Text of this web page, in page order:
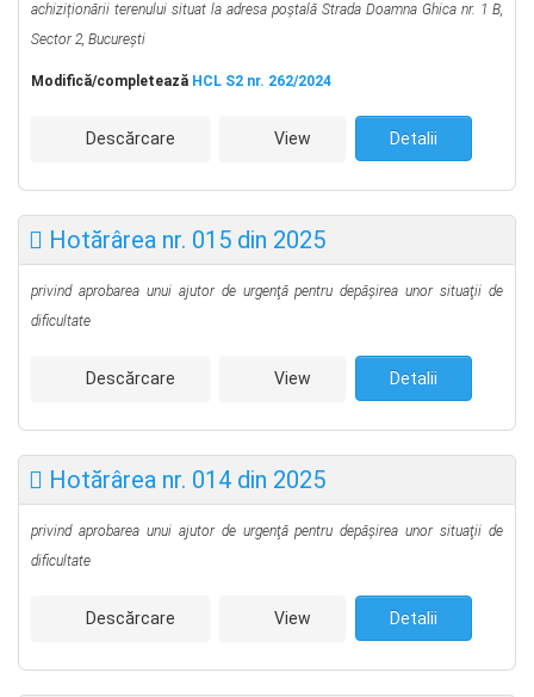
achiziționării terenului situat la adresa poştală Strada Doamna Ghica nr. 1 B,
Sector 2, Bucureşti
Modifică/completează HCL S2 nr. 262/2024
Descărcare View Detalii
Hotărârea nr. 015 din 2025
privind aprobarea unui ajutor de urgenţă pentru depăşirea unor situaţii de
dificultate
Descărcare View Detalii
Hotărârea nr. 014 din 2025
privind aprobarea unui ajutor de urgenţă pentru depăşirea unor situaţii de
dificultate
Descărcare View Detalii